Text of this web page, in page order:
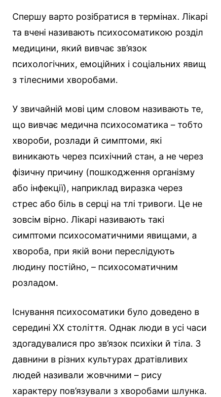
Спершу варто розібратися в термінах. Лікарі
та вчені називають психосоматикою розділ
медицини, який вивчає зв’язок
психологічних, емоційних і соціальних явищ
з тілесними хворобами.
У звичайній мові цим словом називають те,
що вивчає медична психосоматика – тобто
хвороби, розлади й симптоми, які
виникають через психічний стан, а не через
фізичну причину (пошкодження організму
або інфекції), наприклад виразка через
стрес або біль в серці на тлі тривоги. Це не
зовсім вірно. Лікарі називають такі
симптоми психосоматичними явищами, а
хвороба, при якій вони переслідують
людину постійно, – психосоматичним
розладом.
Існування психосоматики було доведено в
середині XX століття. Однак люди в усі часи
здогадувалися про зв’язок психіки й тіла. З
давнини в різних культурах дратівливих
людей називали жовчними – рису
характеру пов’язували з хворобами шлунка.